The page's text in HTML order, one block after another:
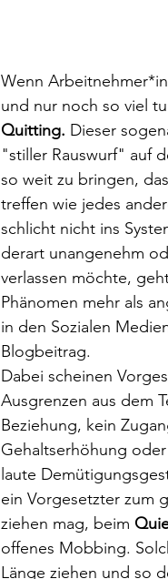
Wenn
und nur noch so viel
Quitting. Dieser
"stiller Rauswurf" auf
so weit zu bringen,
treffen wie jedes
schlicht nicht ins
derart unangenehm
verlassen möchte,
Phänomen mehr als
in den Sozialen
Blogbeitrag.
Dabei scheinen
Ausgrenzen aus dem
Beziehung, kein
Gehaltserhöhung
laute
ein Vorgesetzter zum
ziehen mag, beim
offenes Mobbing.
Länge ziehen und so